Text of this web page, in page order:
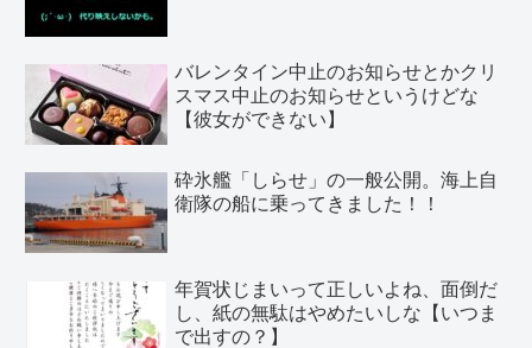
バレンタイン中止のお知らせとかクリ
スマス中止のお知らせというけどな
【彼女ができない】
砕氷艦「しらせ」の一般公開。海上自
衛隊の船に乗ってきました！！
年賀状じまいって正しいよね、面倒だ
し、紙の無駄はやめたいしな【いつま
で出すの？】